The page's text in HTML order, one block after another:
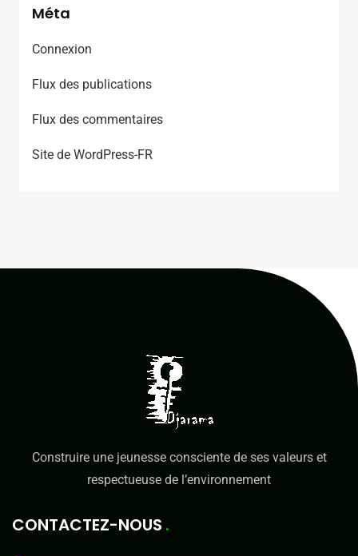
Méta
Connexion
Flux des publications
Flux des commentaires
Site de WordPress-FR
Construire une jeunesse consciente de ses valeurs et
respectueuse de l’environnement
CONTACTEZ-NOUS